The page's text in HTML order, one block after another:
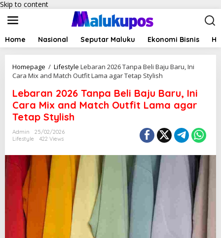
Skip to content
Home Nasional Seputar Maluku Ekonomi Bisnis
Homepage / Lifestyle Lebaran 2026 Tanpa Beli Baju Baru, Ini
Cara Mix and Match Outfit Lama agar Tetap Stylish
Lebaran 2026 Tanpa Beli Baju Baru, Ini
Cara Mix and Match Outfit Lama agar
Tetap Stylish
Admin
25/02/2026
Lifestyle
422 Views